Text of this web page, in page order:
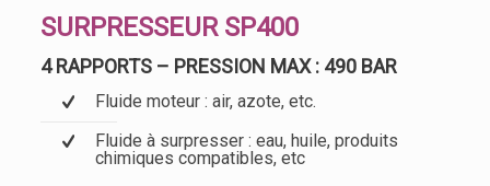
SURPRESSEUR SP400
4 RAPPORTS – PRESSION MAX : 490 BAR
Fluide moteur : air, azote, etc.
Fluide à surpresser : eau, huile, produits
chimiques compatibles, etc